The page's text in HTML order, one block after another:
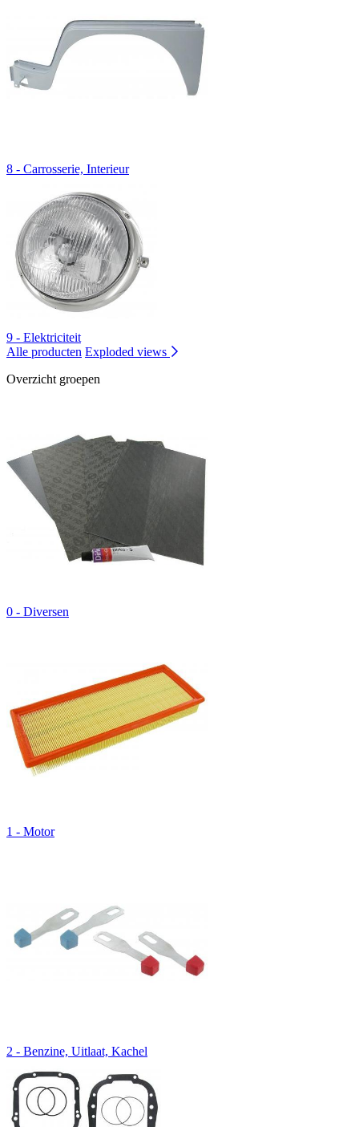
8 - Carrosserie, Interieur
9 - Elektriciteit
Alle producten Exploded views
Overzicht groepen
0 - Diversen
1 - Motor
2 - Benzine, Uitlaat, Kachel